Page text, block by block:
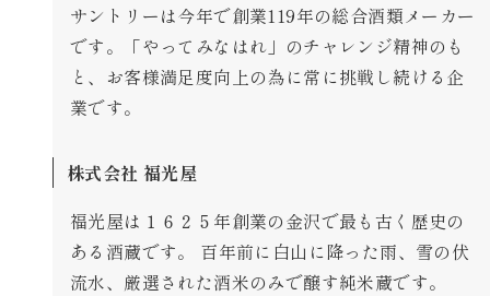
サントリーは今年で創業119年の総合酒類メーカー
です。「やってみなはれ」のチャレンジ精神のも
と、お客様満足度向上の為に常に挑戦し続ける企
業です。
株式会社 福光屋
福光屋は１６２５年創業の金沢で最も古く歴史の
ある酒蔵です。 百年前に白山に降った雨、雪の伏
流水、厳選された酒米のみで醸す純米蔵です。